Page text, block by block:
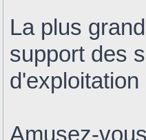
La plus
support des
Amusez-